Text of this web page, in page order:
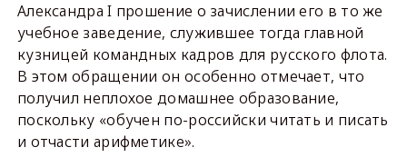
Александра I прошение о зачислении его в то же
учебное заведение, служившее тогда главной
кузницей командных кадров для русского флота.
В этом обращении он особенно отмечает, что
получил неплохое домашнее образование,
поскольку «обучен по-российски читать и писать
и отчасти арифметике».